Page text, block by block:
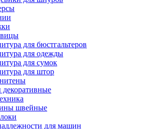
для бюстгальтеров
для одежды
для сумок
для штор
швейные
для машин